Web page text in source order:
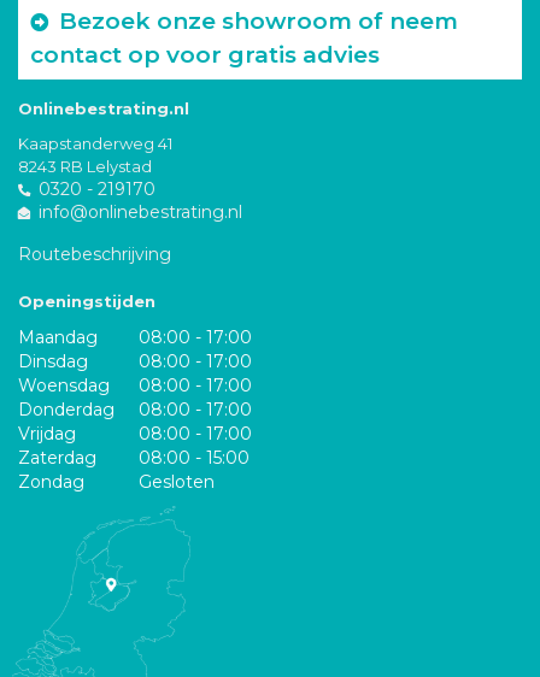
Bezoek onze showroom of neem
contact op voor gratis advies
Onlinebestrating.nl
Kaapstanderweg 41
8243 RB Lelystad
0320 - 219170
info@onlinebestrating.nl
Routebeschrijving
Openingstijden
Maandag
08:00 - 17:00
Dinsdag
08:00 - 17:00
Woensdag
08:00 - 17:00
Donderdag
08:00 - 17:00
Vrijdag
08:00 - 17:00
Zaterdag
08:00 - 15:00
Zondag
Gesloten